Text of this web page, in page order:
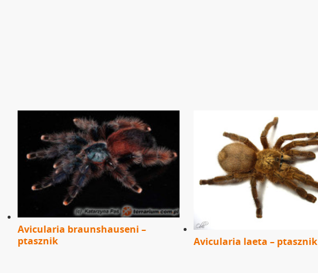
Avicularia braunshauseni –
ptasznik
Avicularia laeta – ptasznik